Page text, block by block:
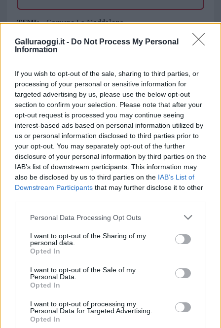
Galluraoggi.it - Do Not Process My Personal
Information
If you wish to opt-out of the sale, sharing to third parties, or
processing of your personal or sensitive information for
targeted advertising by us, please use the below opt-out
section to confirm your selection. Please note that after your
opt-out request is processed you may continue seeing
interest-based ads based on personal information utilized by
us or personal information disclosed to third parties prior to
your opt-out. You may separately opt-out of the further
disclosure of your personal information by third parties on the
IAB’s list of downstream participants. This information may
also be disclosed by us to third parties on the IAB’s List of
Downstream Participants that may further disclose it to other
Please note that this website/app uses one or more Google
not limited to your visit or usage behaviour. You may click to
grant or deny consent to Google and its third-party tags to
use your data for below specified purposes in below Google
consent section.
Personal Data Processing Opt Outs
I want to opt-out of the Sharing of my
personal data.
Opted In
I want to opt-out of the Sale of my
Personal Data.
Opted In
I want to opt-out of processing my
Personal Data for Targeted Advertising.
Opted In
TEMI:
Comune La Maddalena
Variante Inglese Coronavirus
Notizie in tempo reale?
Entra nel canale telegram di
GalluraOggi.it
Inviaci le tue segnalazioni,
i tuoi video e le tue foto
Su WhatsApp al numero +39
da
Condividi l'articolo